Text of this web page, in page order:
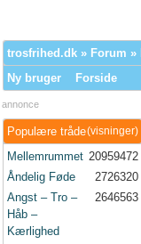
trosfrihed.dk » Forum »
Ny bruger
Forside
annonce
(visninger)
Populære tråde
Mellemrummet 20959472
Åndelig Føde
2726320
Angst – Tro –
Håb –
Kærlighed
2646563